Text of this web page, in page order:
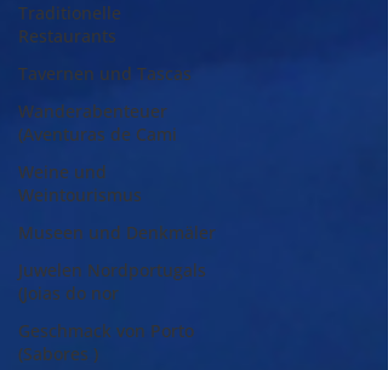
Traditionelle
Restaurants
Tavernen und Tascas
Wanderabenteuer
(Aventuras de Cami
Weine und
Weintourismus
Museen und Denkmäler
Juwelen Nordportugals
(Joias do nor
Geschmack von Porto
(Sabores )